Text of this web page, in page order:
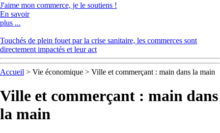
J'aime mon commerce, je le soutiens !
En savoir
plus ...
Touchés de plein fouet par la crise sanitaire, les commerces sont
directement impactés et leur act
Accueil > Vie économique > Ville et commerçant : main dans la main
Ville et commerçant : main dans
la main